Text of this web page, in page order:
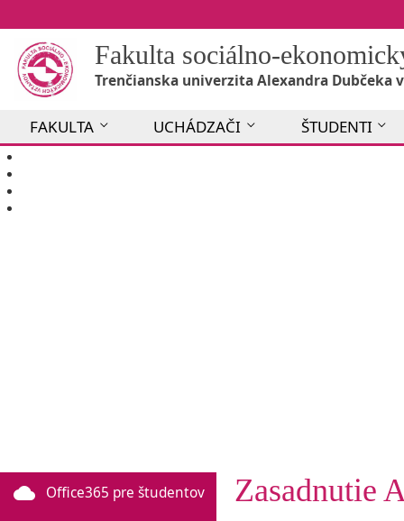
Fakulta sociálno-
Trenčianska univerzita Alexandra Dubčeka
FAKULTA UCHÁDZAČI ŠTUDENTI
Zasadnutie
cloud Office365 pre študentov